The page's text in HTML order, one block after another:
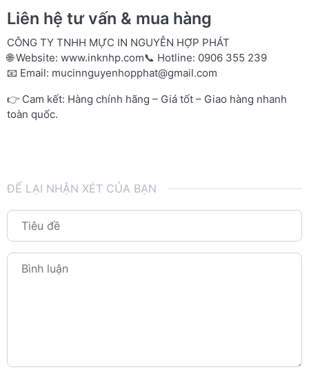
Liên hệ tư vấn & mua hàng
CÔNG TY TNHH MỰC IN NGUYỄN HỢP PHÁT
🌐 Website: www.inknhp.com📞 Hotline: 0906 355 239
📧 Email: mucinnguyenhopphat@gmail.com
👉 Cam kết: Hàng chính hãng – Giá tốt – Giao hàng nhanh
toàn quốc.
ĐỂ LẠI NHẬN XÉT CỦA BẠN